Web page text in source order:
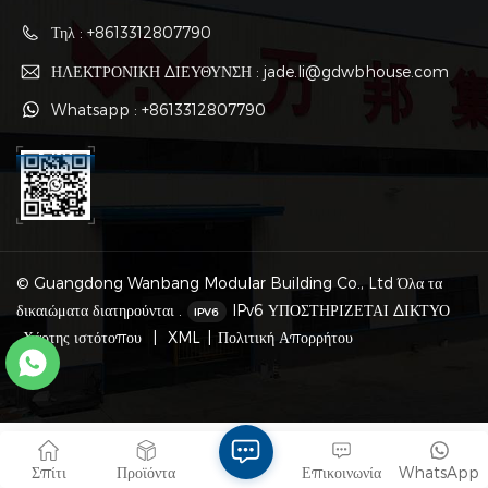
Τηλ : +8613312807790
ΗΛΕΚΤΡΟΝΙΚΗ ΔΙΕΥΘΥΝΣΗ : jade.li@gdwbhouse.com
Whatsapp : +8613312807790
© Guangdong Wanbang Modular Building Co., Ltd Όλα τα
δικαιώματα διατηρούνται .
IPv6 ΥΠΟΣΤΗΡΙΖΕΤΑΙ ΔΙΚΤΥΟ
Χάρτης ιστότοπου
XML Πολιτική Απορρήτου
Σπίτι Προϊόντα WhatsApp
Επικοινωνία